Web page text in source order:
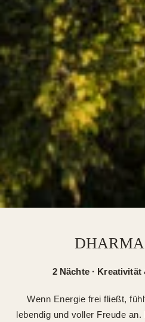
2 Nächte ·
Wenn Energie frei fließt,
lebendig und voller Freude